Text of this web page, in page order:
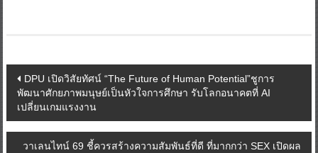
Post
navigation
DPU เปิดวิสัยทัศน์ “The Future of Human Potential”ชูการ
พัฒนาศักยภาพมนุษย์เป็นหัวใจการศึกษา รับโลกอนาคตที่ AI
เปลี่ยนเกมแรงงาน
วาเลนไทน์ 69 ชี้ควรสร้างความสัมพันธ์ที่ดี ที่มากกว่า SEX เปิดผล